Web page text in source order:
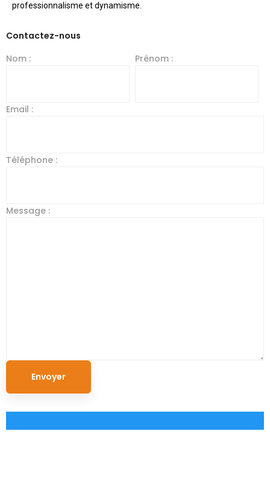
professionnalisme et dynamisme.
Contactez-nous
Nom :
Prénom :
Email :
Téléphone :
Message :